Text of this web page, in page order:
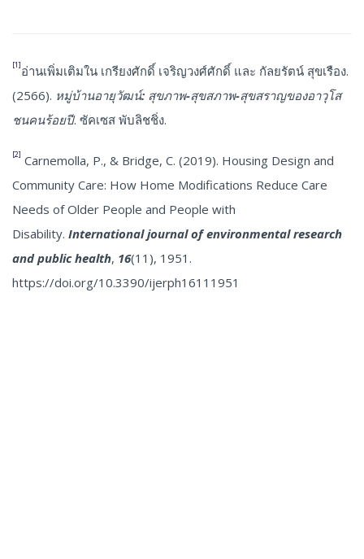
[1]อ่านเพิ่มเติมใน เกรียงศักดิ์ เจริญวงศ์ศักดิ์ และ กัลยรัตน์ สุขเรือง.
(2566). หมู่บ้านอายุวัฒน์: สุขภาพ-สุขสภาพ-สุขสราญของอาวุโส
ชนคนร้อยปี. ซัคเซส พับลิชชิ่ง.
[2] Carnemolla, P., & Bridge, C. (2019). Housing Design and
Community Care: How Home Modifications Reduce Care
Needs of Older People and People with
Disability. International journal of environmental research
and public health, 16(11), 1951.
https://doi.org/10.3390/ijerph16111951